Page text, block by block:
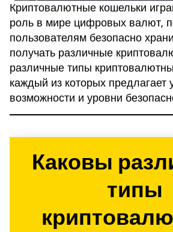
Криптовалютные кошельки
роль в мире цифровых валют,
пользователям безопасно
получать различные
различные типы
каждый из которых предлагает
возможности и уровни
Каковы
типы